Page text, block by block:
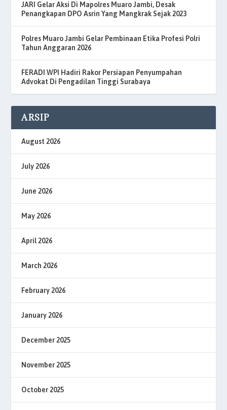
JARI Gelar Aksi Di Mapolres Muaro Jambi, Desak
Penangkapan DPO Asrin Yang Mangkrak Sejak 2023
Polres Muaro Jambi Gelar Pembinaan Etika Profesi Polri
Tahun Anggaran 2026
FERADI WPI Hadiri Rakor Persiapan Penyumpahan
Advokat Di Pengadilan Tinggi Surabaya
ARSIP
August 2026
July 2026
June 2026
May 2026
April 2026
March 2026
February 2026
January 2026
December 2025
November 2025
October 2025